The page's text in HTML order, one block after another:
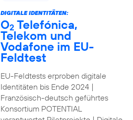
DIGITALE IDENTITÄTEN:
O2 Telefónica,
Telekom und
Vodafone im EU-
Feldtest
EU-Feldtests erproben digitale
Identitäten bis Ende 2024 |
Französisch-deutsch geführtes
Konsortium POTENTIAL